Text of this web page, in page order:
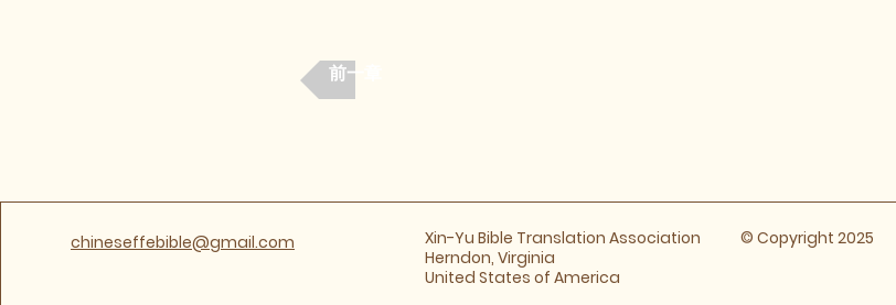
前一章
chineseffebible@gmail.com
​Xin-Yu Bible Translation Association
Herndon, ​Virginia
United States of America
© Copyright 2025